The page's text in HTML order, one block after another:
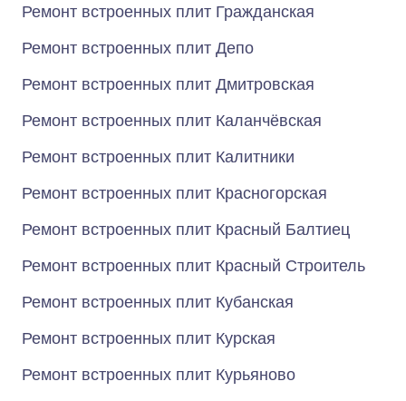
Ремонт встроенных плит Гражданская
Ремонт встроенных плит Депо
Ремонт встроенных плит Дмитровская
Ремонт встроенных плит Каланчёвская
Ремонт встроенных плит Калитники
Ремонт встроенных плит Красногорская
Ремонт встроенных плит Красный Балтиец
Ремонт встроенных плит Красный Строитель
Ремонт встроенных плит Кубанская
Ремонт встроенных плит Курская
Ремонт встроенных плит Курьяново